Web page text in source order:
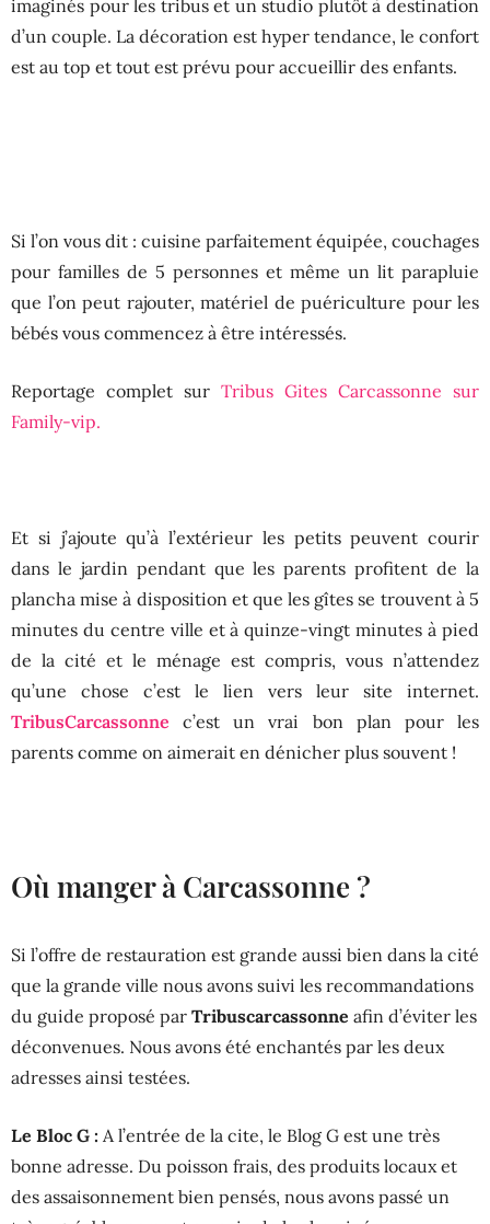
imaginés pour les tribus et un studio plutôt à destination
d’un couple. La décoration est hyper tendance, le confort
est au top et tout est prévu pour accueillir des enfants.
Si l’on vous dit : cuisine parfaitement équipée, couchages
pour familles de 5 personnes et même un lit parapluie
que l’on peut rajouter, matériel de puériculture pour les
bébés vous commencez à être intéressés.
Reportage complet sur Tribus Gites Carcassonne sur
Family-vip.
Et si j’ajoute qu’à l’extérieur les petits peuvent courir
dans le jardin pendant que les parents profitent de la
plancha mise à disposition et que les gîtes se trouvent à 5
minutes du centre ville et à quinze-vingt minutes à pied
de la cité et le ménage est compris, vous n’attendez
qu’une chose c’est le lien vers leur site internet.
TribusCarcassonne c’est un vrai bon plan pour les
parents comme on aimerait en dénicher plus souvent !
Où manger à Carcassonne ?
Si l’offre de restauration est grande aussi bien dans la cité
que la grande ville nous avons suivi les recommandations
du guide proposé par Tribuscarcassonne afin d’éviter les
déconvenues. Nous avons été enchantés par les deux
adresses ainsi testées.
Le Bloc G : A l’entrée de la cite, le Blog G est une très
bonne adresse. Du poisson frais, des produits locaux et
des assaisonnement bien pensés, nous avons passé un